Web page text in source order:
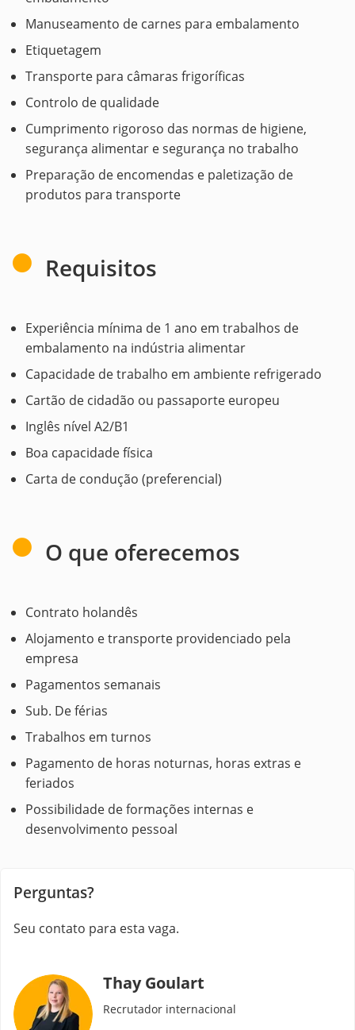
Manuseamento de carnes para embalamento
Etiquetagem
Transporte para câmaras frigoríficas
Controlo de qualidade
Cumprimento rigoroso das normas de higiene,
segurança alimentar e segurança no trabalho
Preparação de encomendas e paletização de
produtos para transporte
Requisitos
Experiência mínima de 1 ano em trabalhos de
embalamento na indústria alimentar
Capacidade de trabalho em ambiente refrigerado
Cartão de cidadão ou passaporte europeu
Inglês nível A2/B1
Boa capacidadefísica
Carta de condução (preferencial)
O que oferecemos
Contrato holandês
Alojamento etransporte providenciado pela
empresa
Pagamentos semanais
Sub. Deférias
Trabalhos em turnos
Pagamento de horas noturnas, horas extras e
feriados
Possibilidade deformações internas e
desenvolvimento pessoal
Perguntas?
Seu contato para esta vaga.
Thay Goulart
Recrutador internacional